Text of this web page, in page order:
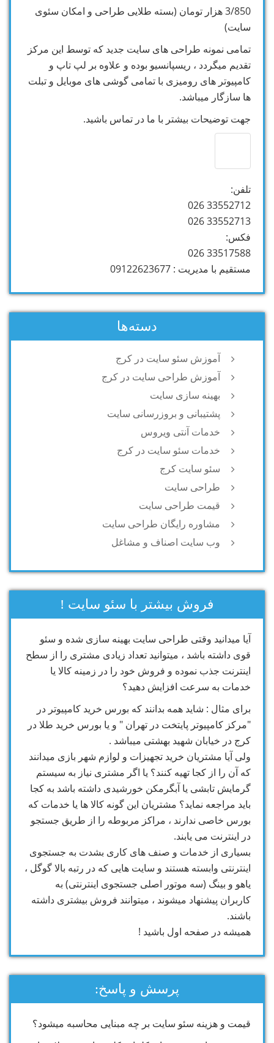
3/850 هزار تومان (بسته طلایی طراحی و امکان سئوی
سایت)
تمامی نمونه طراحی های سایت جدید که توسط این مرکز
تقدیم میگردد ، ریسپانسیو بوده و علاوه بر لپ تاپ و
کامپیوتر های رومیزی با تمامی گوشی های موبایل و تبلت
ها سازگار میباشد.
جهت توضیحات بیشتر با ما در تماس باشید.
تلفن:
33552712 026
33552713 026
فکس:
33517588 026
مستقیم با مدیریت : 09122623677
دسته‌ها
آموزش سئو سایت در کرج
آموزش طراحی سایت در کرج
بهینه سازی سایت
پشتیبانی و بروزرسانی سایت
خدمات آنتی ویروس
خدمات سئو سایت در کرج
سئو سایت کرج
طراحی سایت
قیمت طراحی سایت
مشاوره رایگان طراحی سایت
وب سایت اصناف و مشاغل
فروش بیشتر با سئو سایت !
آیا میدانید وقتی طراحی سایت بهینه سازی شده و سئو
قوی داشته باشد ، میتوانید تعداد زیادی مشتری را از سطح
اینترنت جذب نموده و فروش خود را در زمینه کالا یا
خدمات به سرعت افزایش دهید؟
برای مثال : شاید همه بدانند که بورس خرید کامپیوتر در
"مرکز کامپیوتر پایتخت در تهران " و یا بورس خرید طلا در
کرج در خیابان شهید بهشتی میباشد .
ولی آیا مشتریان خرید تجهیزات و لوازم شهر بازی میدانند
که آن را از کجا تهیه کنند؟ یا اگر مشتری نیاز به سیستم
گرمایش تابشی یا آبگرمکن خورشیدی داشته باشد به کجا
باید مراجعه نماید؟ مشتریان این گونه کالا ها یا خدمات که
بورس خاصی ندارند ، مراکز مربوطه را از طریق جستجو
در اینترنت می یابند.
بسیاری از خدمات و صنف های کاری بشدت به جستجوی
اینترنتی وابسته هستند و سایت هایی که در رتبه بالا گوگل ،
یاهو و بینگ (سه موتور اصلی جستجوی اینترنتی) به
کاربران پیشنهاد میشوند ، میتوانند فروش بیشتری داشته
باشند.
همیشه در صفحه اول باشید !
پرسش و پاسخ:
قیمت و هزینه سئو سایت بر چه مبنایی محاسبه میشود؟